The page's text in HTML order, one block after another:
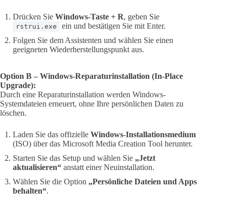
Drücken Sie Windows-Taste + R, geben Sie
rstrui.exe
ein und bestätigen Sie mit Enter.
Folgen Sie dem Assistenten und wählen Sie einen
geeigneten Wiederherstellungspunkt aus.
Option B – Windows-Reparaturinstallation (In-Place
Upgrade):
Durch eine Reparaturinstallation werden Windows-
Systemdateien erneuert, ohne Ihre persönlichen Daten zu
löschen.
Laden Sie das offizielle Windows-Installationsmedium
(ISO) über das Microsoft Media Creation Tool herunter.
Starten Sie das Setup und wählen Sie „Jetzt
aktualisieren“ anstatt einer Neuinstallation.
Wählen Sie die Option „Persönliche Dateien und Apps
behalten“.